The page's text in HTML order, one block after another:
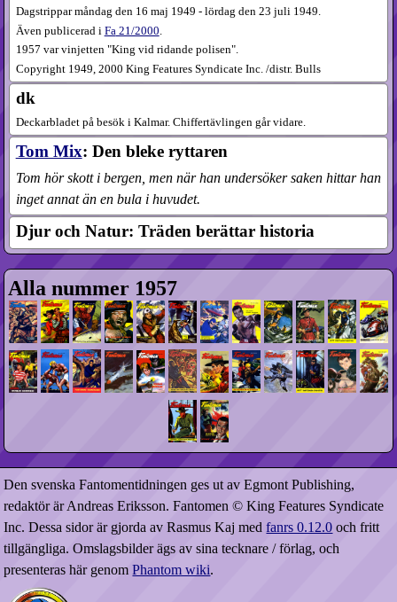
Dagstrippar måndag den 16 maj 1949 - lördag den 23 juli 1949.
Även publicerad i Fa 21​/2000
1957 var vinjetten "King vid ridande polisen".
Copyright 1949, 2000 King Features Syndicate Inc. /distr. Bulls
dk
Deckarbladet på besök i Kalmar. Chiffer­tävlingen går vidare.
Tom Mix: Den bleke ryttaren
Tom hör skott i bergen, men när han undersöker saken hittar han
inget annat än en bula i huvudet.
Djur och Natur: Träden berättar historia
Alla nummer 1957
Den svenska Fantomentidningen ges ut av Egmont Publishing,
redaktör är Andreas Eriksson. Fantomen © King Features Syndicate
Inc. Dessa sidor är gjorda av Rasmus Kaj medfanrs 0.12.0 och fritt
tillgängliga. Omslagsbilder ägs av sina tecknare / förlag, och
presenteras här genomPhantom wiki.